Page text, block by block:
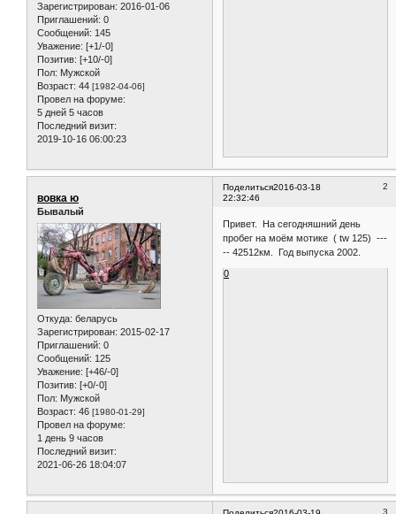
Зарегистрирован: 2016-01-06
Приглашений: 0
Сообщений: 145
Уважение: [+1/-0]
Позитив: [+10/-0]
Пол: Мужской
Возраст: 44 [1982-04-06]
Провел на форуме:
5 дней 5 часов
Последний визит:
2019-10-16 06:00:23
Поделиться 2
2016-03-18
22:32:46
вовка ю
Бывалый
Откуда: беларусь
Зарегистрирован: 2015-02-17
Приглашений: 0
Сообщений: 125
Уважение: [+46/-0]
Позитив: [+0/-0]
Пол: Мужской
Возраст: 46 [1980-01-29]
Провел на форуме:
1 день 9 часов
Последний визит:
2021-06-26 18:04:07
Привет. На сегодняшний день
пробег на моём мотике ( tw 125) ---
-- 42512км. Год выпуска 2002.
0
3